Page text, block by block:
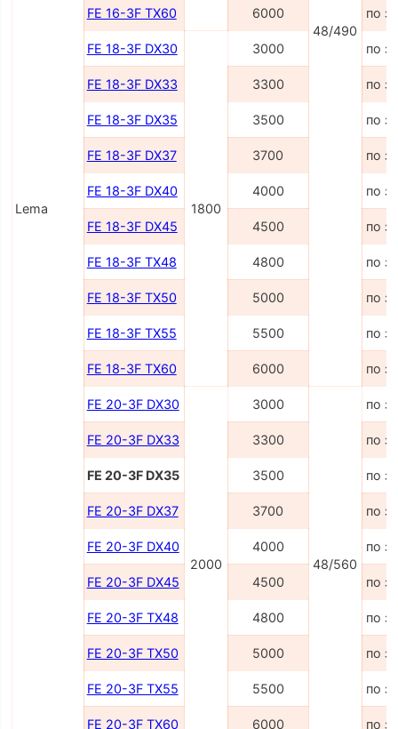
Lema
48/490
FE 16-3F TX60 6000 по
FE 18-3F DX30
1800
3000 по
FE 18-3F DX33 3300 по
FE 18-3F DX35 3500 по
FE 18-3F DX37 3700 по
FE 18-3F DX40 4000 по
FE 18-3F DX45 4500 по
FE 18-3F TX48 4800 по
FE 18-3F TX50 5000 по
FE 18-3F TX55 5500 по
FE 18-3F TX60 6000 по
FE 20-3F DX30
2000
3000
48/560
по
FE 20-3F DX33 3300 по
FE 20-3F DX35 3500 по
FE 20-3F DX37 3700 по
FE 20-3F DX40 4000 по
FE 20-3F DX45 4500 по
FE 20-3F TX48 4800 по
FE 20-3F TX50 5000 по
FE 20-3F TX55 5500 по
FE 20-3F TX60 6000 по